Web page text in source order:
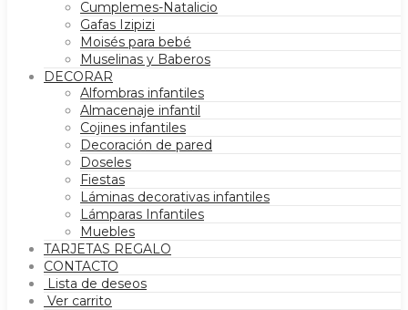
Cumplemes-Natalicio
Gafas Izipizi
Moisés para bebé
Muselinas y Baberos
DECORAR
Alfombras infantiles
Almacenaje infantil
Cojines infantiles
Decoración de pared
Doseles
Fiestas
Láminas decorativas infantiles
Lámparas Infantiles
Muebles
TARJETAS REGALO
CONTACTO
Lista de deseos
Ver carrito